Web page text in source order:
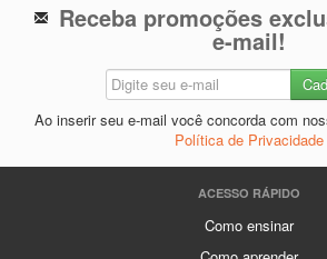
Receba promoções
e-mail!
Ao inserir seu e-mail você concorda com
Política de Privacidade
ACESSO RÁPIDO
Como ensinar